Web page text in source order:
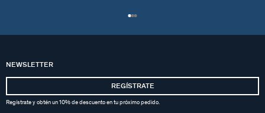
NEWSLETTER
REGÍSTRATE
Regístrate y obtén un 10% de descuento en tu próximo pedido.